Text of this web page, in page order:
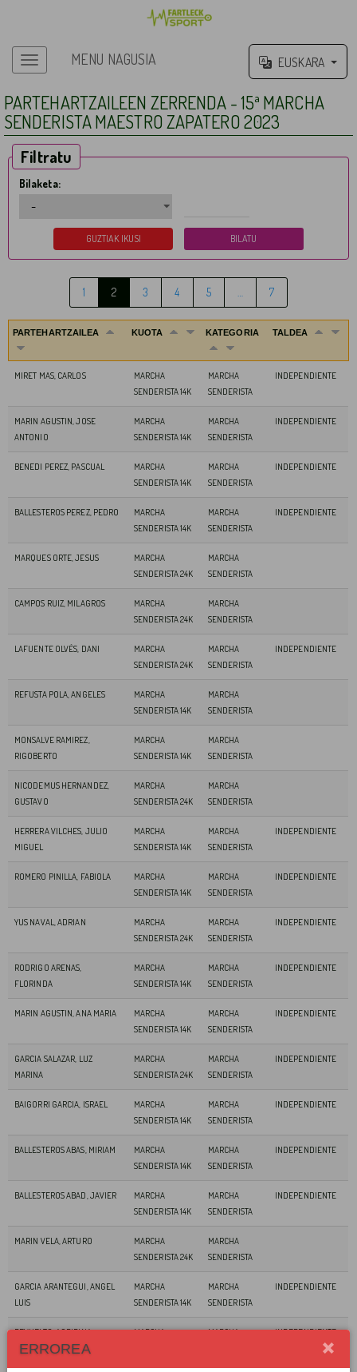
Menu nagusiaMENU NAGUSIA EUSKARA
PARTEHARTZAILEEN ZERRENDA - 15ª MARCHA
SENDERISTA MAESTRO ZAPATERO 2023
Filtratu
Bilaketa:
1 2 3 4 5 7
PARTEHARTZAILEA KUOTA KATEGORIA TALDEA
MIRET MAS, CARLOS
MARCHA
SENDERISTA 14K
MARCHA
SENDERISTA
INDEPENDIENTE
MARIN AGUSTIN, JOSE
ANTONIO
MARCHA
SENDERISTA 14K
MARCHA
SENDERISTA
INDEPENDIENTE
BENEDI PEREZ, PASCUAL
MARCHA
SENDERISTA 14K
MARCHA
SENDERISTA
INDEPENDIENTE
BALLESTEROS PEREZ, PEDRO
MARCHA
SENDERISTA 14K
MARCHA
SENDERISTA
INDEPENDIENTE
MARQUES ORTE, JESUS
MARCHA
SENDERISTA 24K
MARCHA
SENDERISTA
CAMPOS RUIZ, MILAGROS
MARCHA
SENDERISTA 24K
MARCHA
SENDERISTA
LAFUENTE OLVÉS, DANI
MARCHA
SENDERISTA 24K
MARCHA
SENDERISTA
INDEPENDIENTE
REFUSTA POLA, ANGELES
MARCHA
SENDERISTA 14K
MARCHA
SENDERISTA
MONSALVE RAMIREZ,
RIGOBERTO
MARCHA
SENDERISTA 14K
MARCHA
SENDERISTA
NICODEMUS HERNANDEZ,
GUSTAVO
MARCHA
SENDERISTA 24K
MARCHA
SENDERISTA
HERRERA VILCHES, JULIO
MIGUEL
MARCHA
SENDERISTA 14K
MARCHA
SENDERISTA
INDEPENDIENTE
ROMERO PINILLA, FABIOLA
MARCHA
SENDERISTA 14K
MARCHA
SENDERISTA
INDEPENDIENTE
YUS NAVAL, ADRIAN
MARCHA
SENDERISTA 24K
MARCHA
SENDERISTA
INDEPENDIENTE
RODRIGO ARENAS,
FLORINDA
MARCHA
SENDERISTA 14K
MARCHA
SENDERISTA
INDEPENDIENTE
MARIN AGUSTIN, ANA MARIA
MARCHA
SENDERISTA 14K
MARCHA
SENDERISTA
INDEPENDIENTE
GARCIA SALAZAR, LUZ
MARINA
MARCHA
SENDERISTA 24K
MARCHA
SENDERISTA
INDEPENDIENTE
BAIGORRI GARCIA, ISRAEL
MARCHA
SENDERISTA 14K
MARCHA
SENDERISTA
INDEPENDIENTE
BALLESTEROS ABAS, MIRIAM
MARCHA
SENDERISTA 14K
MARCHA
SENDERISTA
INDEPENDIENTE
BALLESTEROS ABAD, JAVIER
MARCHA
SENDERISTA 14K
MARCHA
SENDERISTA
INDEPENDIENTE
MARIN VELA, ARTURO
MARCHA
SENDERISTA 24K
MARCHA
SENDERISTA
GARCIA ARANTEGUI, ANGEL
LUIS
MARCHA
SENDERISTA 14K
MARCHA
SENDERISTA
INDEPENDIENTE
REVUELTO, AGRIPINA
MARCHA
MARCHA
INDEPENDIENTE
ERROREA